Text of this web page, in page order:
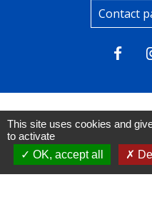
Contact
Liens
This site uses cookies and
to activate
OK, accept all